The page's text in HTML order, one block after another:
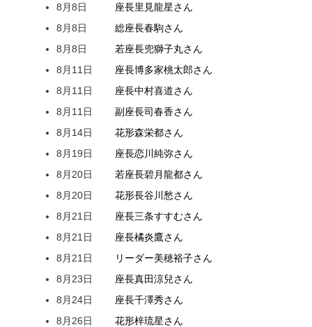
8月8日
座長里見龍星さん
8月8日
総座長春駒さん
8月8日
若座長兜獅子丸さん
8月11日
座長博多家桃太郎さん
8月11日
座長中村喜道さん
8月11日
副座長司春香さん
8月14日
花形森栄都さん
8月19日
座長恋川純弥さん
8月20日
若座長碧月龍都さん
8月20日
花形長谷川愁さん
8月21日
座長三条すすむさん
8月21日
座長橘炎鷹さん
8月21日
リーダー美穂裕子さん
8月23日
座長真田涼兒さん
8月24日
座長千澤秀さん
8月26日
花形梓琉星さん